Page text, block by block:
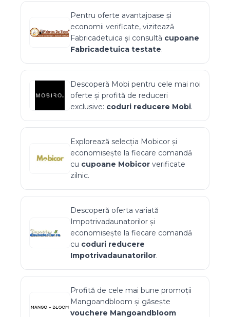
Pentru oferte avantajoase și
economii verificate, vizitează
Fabricadetuica și consultă cupoane
Fabricadetuica testate.
Descoperă Mobi pentru cele mai noi
oferte și profită de reduceri
exclusive: coduri reducere Mobi.
Explorează selecția Mobicor și
economisește la fiecare comandă
cu cupoane Mobicor verificate
zilnic.
Descoperă oferta variată
Impotrivadaunatorilor și
economisește la fiecare comandă
cu coduri reducere
Impotrivadaunatorilor.
Profită de cele mai bune promoții
Mangoandbloom și găsește
vouchere Mangoandbloom